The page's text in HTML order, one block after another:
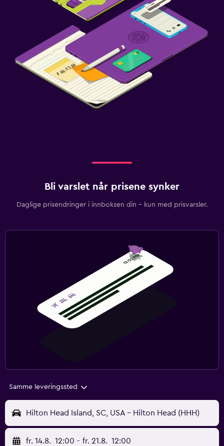
Bli varslet når prisene synker
Daglige prisendringer i innboksen din – kun med prisvarsler.
Samme leveringssted
Hilton Head Island, SC, USA - Hilton Head (HHH)
fr. 14.8. 12:00 - fr. 21.8. 12:00